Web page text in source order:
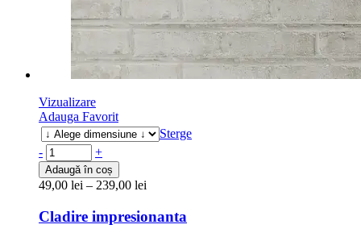
Vizualizare
Adauga Favorit
Sterge
-
+
Adaugă în coș
49,00 lei – 239,00 lei
Cladire impresionanta